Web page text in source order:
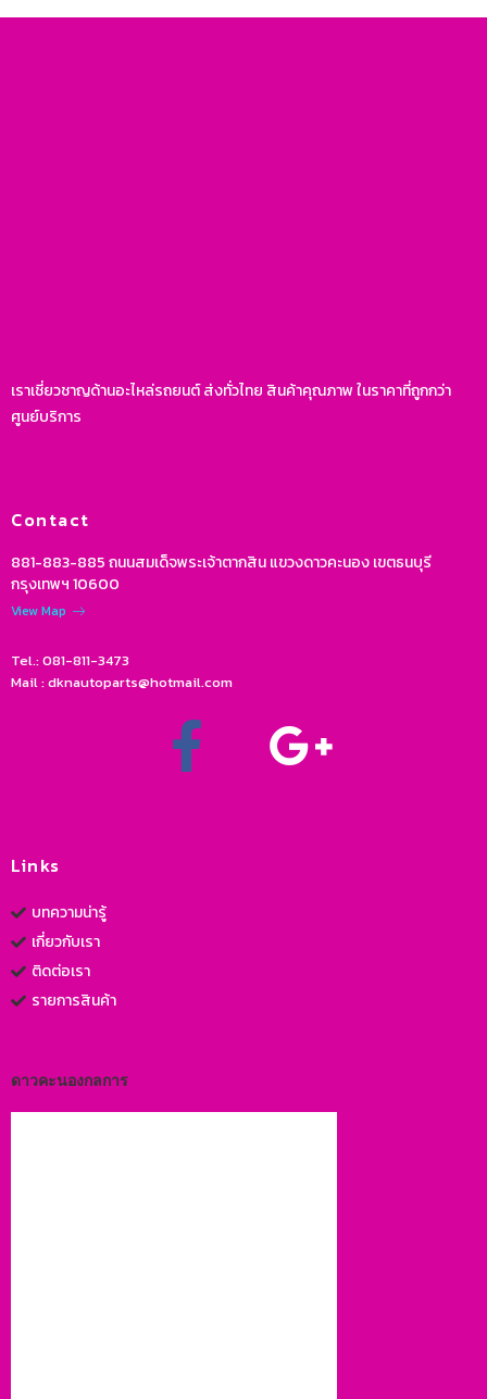
เราเชี่ยวชาญด้านอะไหล่รถยนต์ ส่งทั่วไทย สินค้าคุณภาพ ในราคาที่ถูกกว่า
ศูนย์บริการ
Contact
881-883-885 ถนนสมเด็จพระเจ้าตากสิน แขวงดาวคะนอง เขตธนบุรี
กรุงเทพฯ 10600
View Map
Tel.: 081-811-3473
Mail : dknautoparts@hotmail.com
Links
บทความน่ารู้
เกี่ยวกับเรา
ติดต่อเรา
รายการสินค้า
ดาวคะนองกลการ